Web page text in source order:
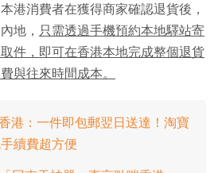
港消費者在獲得商家確認退貨後，
地， 只需透過手機預約本地驛站寄
件，即可在香港本地完成整個退貨
與往來時間成本。
港：一件即包郵翌日送達！淘寶
續費超方便